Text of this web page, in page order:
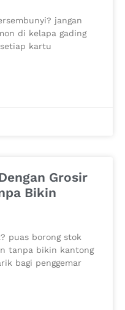
jangan
di kelapa gading
kartu
Grosir
Bikin
puas borong stok
tanpa bikin kantong
bagi penggemar